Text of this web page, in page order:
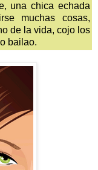
una chica echada
muchas cosas,
de la vida, cojo los
bailao.